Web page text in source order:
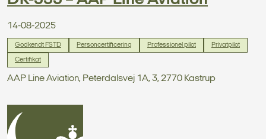
14-08-2025
Godkendt FSTD Personcertificering Professionel pilot Privatpilot
Certifikat
AAP Line Aviation, Peterdalsvej 1A, 3, 2770 Kastrup